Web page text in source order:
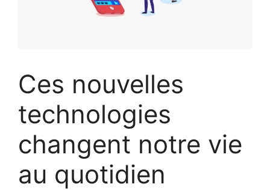
Ces nouvelles
technologies
changent notre vie
au quotidien